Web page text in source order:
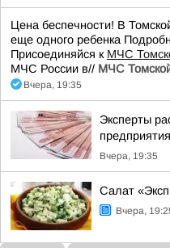
Цена беспечности! В
еще одного ребенка
Присоединяйся к МЧС
МЧС России в// МЧС
Вчера, 19:35
Эксперты
Вчера, 19:35
Салат
Вчера,